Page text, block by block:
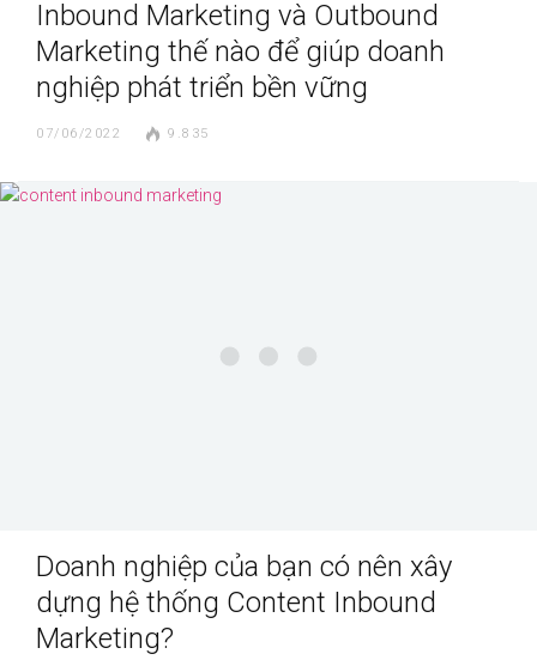
Inbound Marketing và Outbound
Marketing thế nào để giúp doanh
nghiệp phát triển bền vững
07/06/2022 9.835
Doanh nghiệp của bạn có nên xây
dựng hệ thống Content Inbound
Marketing?